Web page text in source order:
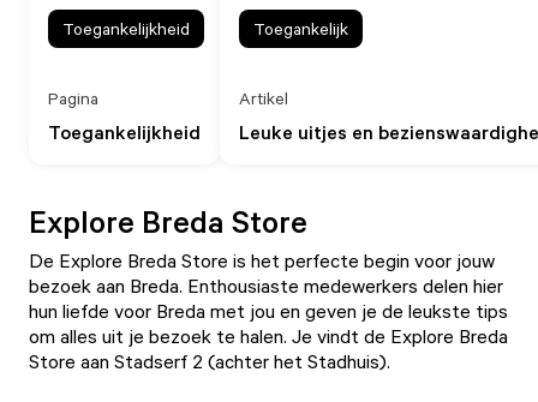
Toegankelijkheid
Pagina
Toegankelijkheid
Leuke uitjes en
Artikel
Toegankelijk
Explore Breda Store
De Explore Breda Store is het perfecte begin voor jouw
bezoek aan Breda. Enthousiaste medewerkers delen hier
hun liefde voor Breda met jou en geven je de leukste tips
om alles uit je bezoek te halen. Je vindt de Explore Breda
Store aan Stadserf 2 (achter het Stadhuis).